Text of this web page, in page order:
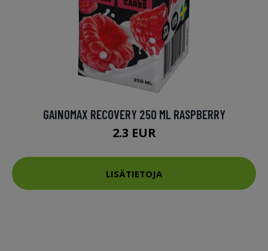
GAINOMAX RECOVERY 250 ML RASPBERRY
2.3 EUR
LISÄTIETOJA